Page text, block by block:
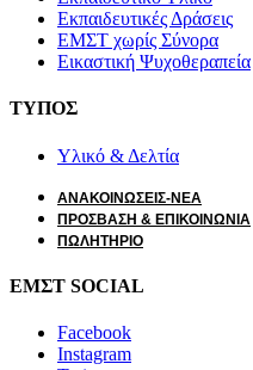
Εκπαιδευτικές Δράσεις
ΕΜΣΤ χωρίς Σύνορα
Εικαστική Ψυχοθεραπεία
ΤΥΠΟΣ
Υλικό & Δελτία
ΑΝΑΚΟΙΝΩΣΕΙΣ-ΝΕΑ
ΠΡΟΣΒΑΣΗ & ΕΠΙΚΟΙΝΩΝΙΑ
ΠΩΛΗΤΗΡΙΟ
ΕΜΣΤ SOCIAL
Facebook
Instagram